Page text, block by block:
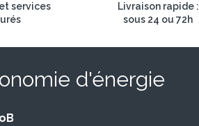
services
Livraison rapide :
sous 24 ou 72h
d'énergie